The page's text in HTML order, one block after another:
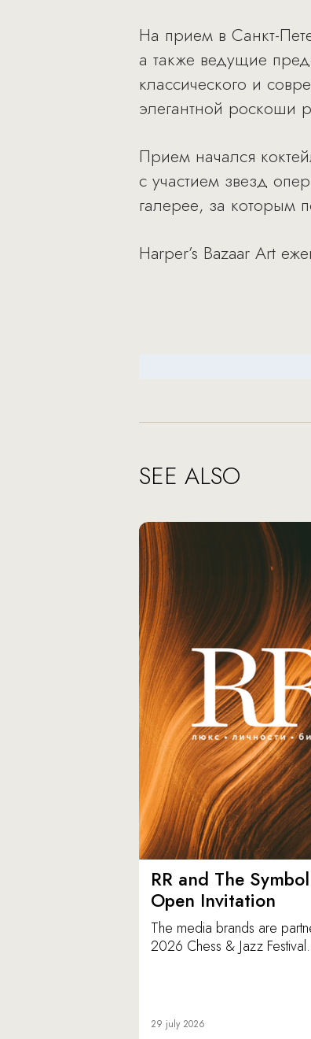
На прием в Санкт-
а также ведущие
классического и
элегантной роскоши
Прием начался
с участием звезд
галерее, за которым
Harper’s Bazaar Art
SEE ALSO
RR and The
Open Invitation
The media brands are
2026 Chess & Jazz Festival.
29 july 2026